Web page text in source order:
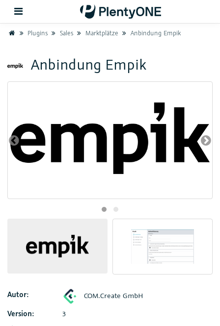
Zurück
Support
Hardware
HomePlugins Sales Marktplätze Anbindung Empik
Anbindung Empik
Autor:
COM.Create GmbH
Version:
3